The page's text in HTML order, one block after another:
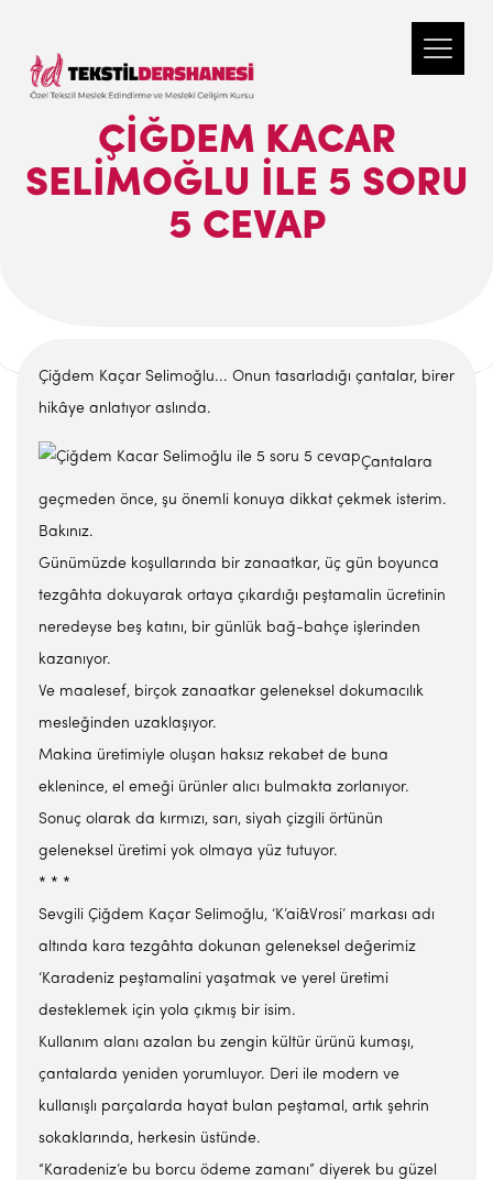
ÇIĞDEM KACAR
SELIMOĞLU ILE 5 SORU
5 CEVAP
Çiğdem Kaçar Selimoğlu... Onun tasarladığı çantalar, birer
hikâye anlatıyor aslında.
Çantalara
geçmeden önce, şu önemli konuya dikkat çekmek isterim.
Bakınız.
Günümüzde koşullarında bir zanaatkar, üç gün boyunca
tezgâhta dokuyarak ortaya çıkardığı peştamalin ücretinin
neredeyse beş katını, bir günlük bağ-bahçe işlerinden
kazanıyor.
Ve maalesef, birçok zanaatkar geleneksel dokumacılık
mesleğinden uzaklaşıyor.
Makina üretimiyle oluşan haksız rekabet de buna
eklenince, el emeği ürünler alıcı bulmakta zorlanıyor.
Sonuç olarak da kırmızı, sarı, siyah çizgili örtünün
geleneksel üretimi yok olmaya yüz tutuyor.
* * *
Sevgili Çiğdem Kaçar Selimoğlu, ‘K’ai&Vrosi’ markası adı
altında kara tezgâhta dokunan geleneksel değerimiz
‘Karadeniz peştamalini yaşatmak ve yerel üretimi
desteklemek için yola çıkmış bir isim.
Kullanım alanı azalan bu zengin kültür ürünü kumaşı,
çantalarda yeniden yorumluyor. Deri ile modern ve
kullanışlı parçalarda hayat bulan peştamal, artık şehrin
sokaklarında, herkesin üstünde.
“Karadeniz’e bu borcu ödeme zamanı” diyerek bu güzel